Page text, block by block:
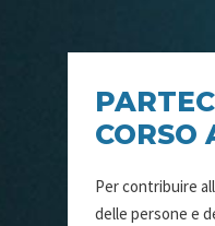
CORSO
Per contribuire
delle persone e